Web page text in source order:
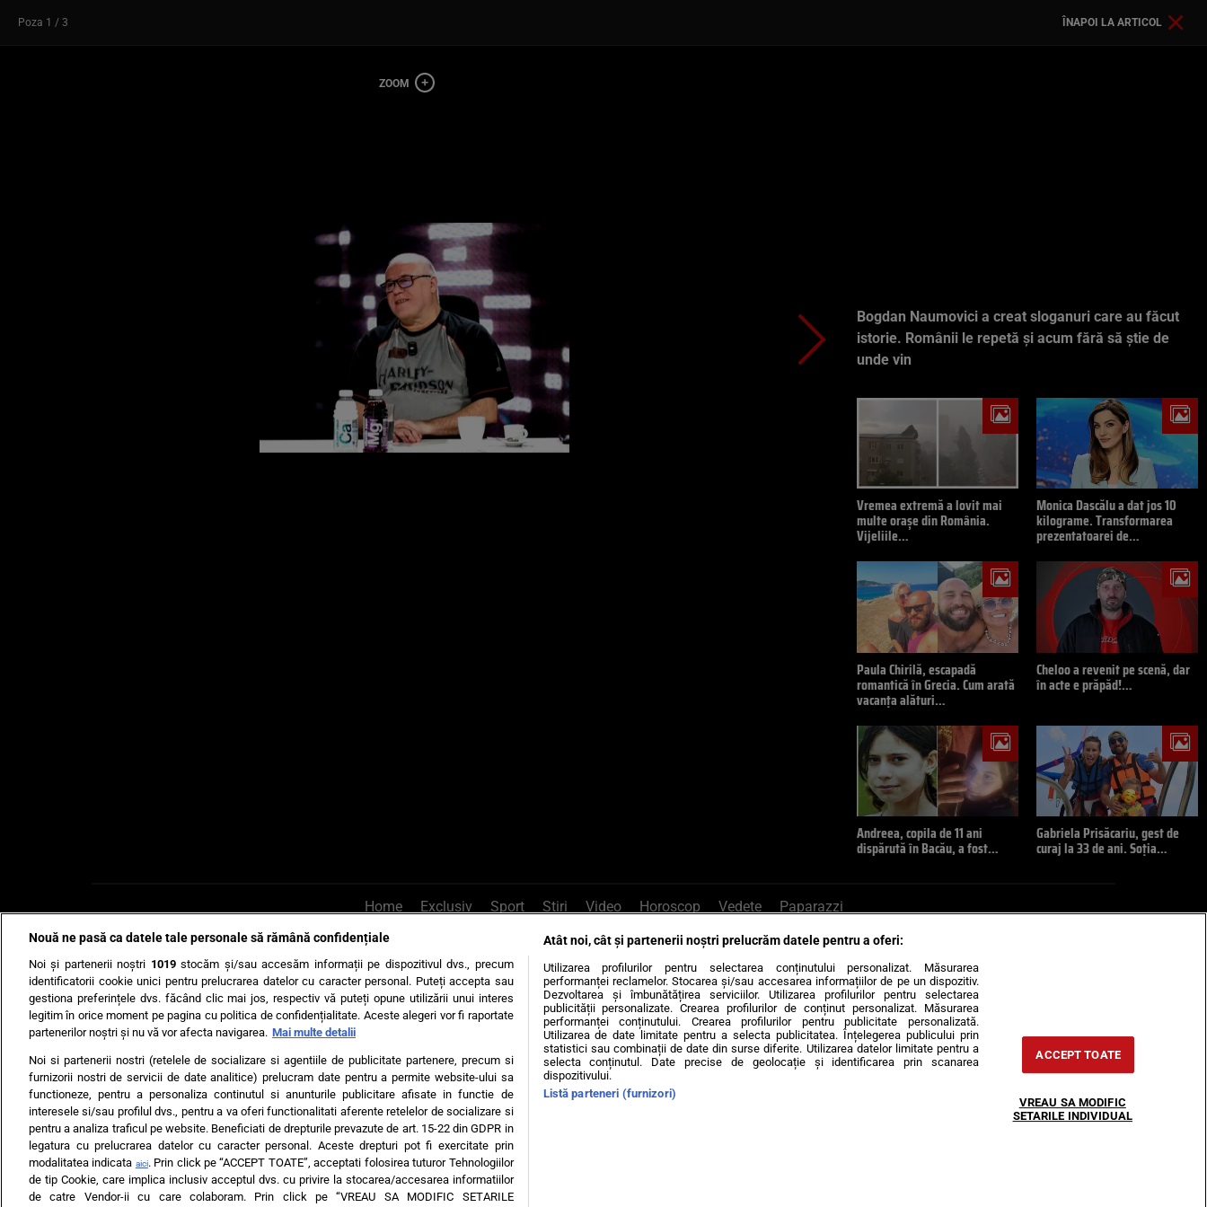
Poza 1 / 3 ÎNAPOI LA ARTICOL
Bogdan Naumovici a creat sloganuri care au făcut
istorie. Românii le repetă și acum fără să știe de
unde vin
Vremea extremă a lovit mai
multe orașe din România.
Vijeliile…
Monica Dascălu a dat jos 10
kilograme. Transformarea
prezentatoarei de…
Paula Chirilă, escapadă
romantică în Grecia. Cum arată
vacanța alături…
Cheloo a revenit pe scenă, dar
în acte e prăpăd!…
Andreea, copila de 11 ani
dispărută în Bacău, a fost…
Gabriela Prisăcariu, gest de
curaj la 33 de ani. Soția…
Home Exclusiv Sport Știri Video Horoscop Vedete Paparazzi
AI UN PONT? Scrie-ne pe Whatsapp, sună la 0741226226 sau trimite mail la pont@cancan.ro
Știri interne Știri externe Politică
Ultimele stiri Diete Insula Iubirii Dictionar de vise LIFE STYLE Horoscop
Echipa editorială Termeni si condiții Politica de confidențialitate
Nouă ne pasă ca datele tale personale să rămână confidențiale
Noi și partenerii noștri 1019stocăm și/sau accesăm informații pe dispozitivul dvs., precum
identificatorii cookie unici pentru prelucrarea datelor cu caracter personal. Puteți accepta sau
gestiona preferințele dvs. făcând clic mai jos, respectiv vă puteți opune utilizării unui interes
legitim în orice moment pe pagina cu politica de confidențialitate. Aceste alegeri vor fi raportate
partenerilor noștri și nu vă vor afecta navigarea. Mai multe detalii
Noi si partenerii nostri (retelele de socializare si agentiile de publicitate partenere, precum si
furnizorii nostri de servicii de date analitice) prelucram date pentru a permite website-ului sa
functioneze, pentru a personaliza continutul si anunturile publicitare afisate in functie de
interesele si/sau profilul dvs., pentru a va oferi functionalitati aferente retelelor de socializare si
pentru a analiza traficul pe website. Beneficiati de drepturile prevazute de art. 15-22 din GDPR in
legatura cu prelucrarea datelor cu caracter personal. Aceste drepturi pot fi exercitate prin
modalitatea indicata aici. Prin click pe “ACCEPT TOATE”, acceptati folosirea tuturor Tehnologiilor
de tip Cookie, care implica inclusiv acceptul dvs. cu privire la stocarea/accesarea informatiilor
de catre Vendor-ii cu care colaboram. Prin click pe “VREAU SA MODIFIC SETARILE
Atât noi, cât și partenerii noștri prelucrăm datele pentru a oferi:
Utilizarea profilurilor pentru selectarea conținutului personalizat. Măsurarea
performanței reclamelor. Stocarea și/sau accesarea informațiilor de pe un dispozitiv.
Dezvoltarea și îmbunătățirea serviciilor. Utilizarea profilurilor pentru selectarea
publicității personalizate. Crearea profilurilor de conținut personalizat. Măsurarea
performanței conținutului. Crearea profilurilor pentru publicitate personalizată.
Utilizarea de date limitate pentru a selecta publicitatea. Înțelegerea publicului prin
statistici sau combinații de date din surse diferite. Utilizarea datelor limitate pentru a
selecta conținutul. Date precise de geolocație și identificarea prin scanarea
dispozitivului.
Listă parteneri (furnizori)
ACCEPT TOATE
VREAU SA MODIFIC
SETARILE INDIVIDUAL